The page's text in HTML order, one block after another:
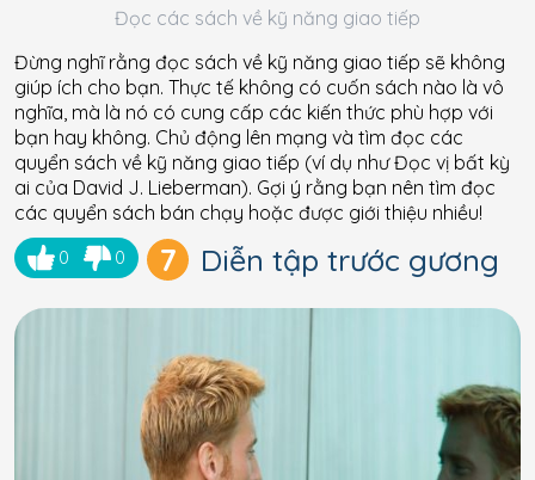
Đọc các sách về kỹ năng giao tiếp
Đừng nghĩ rằng đọc sách về kỹ năng giao tiếp sẽ không
giúp ích cho bạn. Thực tế không có cuốn sách nào là vô
nghĩa, mà là nó có cung cấp các kiến thức phù hợp với
bạn hay không. Chủ động lên mạng và tìm đọc các
quyển sách về kỹ năng giao tiếp (ví dụ như Đọc vị bất kỳ
ai của David J. Lieberman). Gợi ý rằng bạn nên tìm đọc
các quyển sách bán chạy hoặc được giới thiệu nhiều!
0 0 7 Diễn tập trước gương